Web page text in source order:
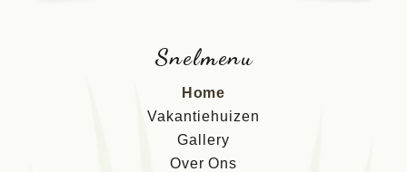
Snelmenu
Home
Vakantiehuizen
Gallery
Over Ons